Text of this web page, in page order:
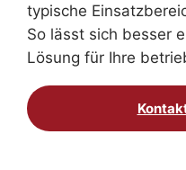
typische
So lässt sich besser
Lösung für Ihre